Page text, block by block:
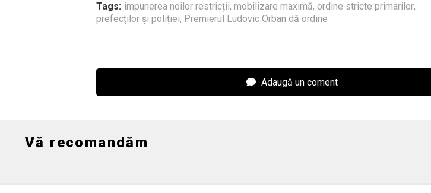
Tags: impunerea noilor restricții, mobilizare maximă, ordine stricte primarilor,
prefecților și poliției, Premierul Ludovic Orban dă ordine
Adaugă un coment
Vă recomandăm